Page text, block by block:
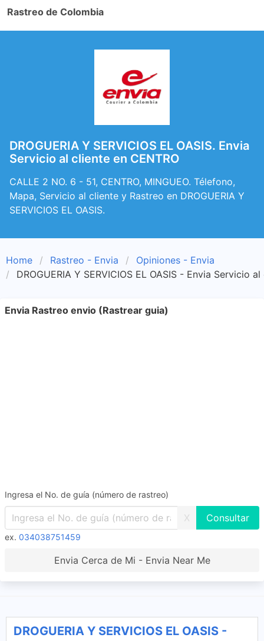
Rastreo de Colombia
DROGUERIA Y SERVICIOS EL OASIS. Envia
Servicio al cliente en CENTRO
CALLE 2 NO. 6 - 51, CENTRO, MINGUEO. Télefono,
Mapa, Servicio al cliente y Rastreo en DROGUERIA Y
SERVICIOS EL OASIS.
Home Rastreo - Envia
Opiniones - Envia
DROGUERIA Y SERVICIOS EL OASIS - Envia Servicio
Envia Rastreo envio (Rastrear guia)
Ingresa el No. de guía (número de rastreo)
X
ex. 034038751459
Envia Cerca de Mi - Envia Near Me
DROGUERIA Y SERVICIOS EL OASIS -